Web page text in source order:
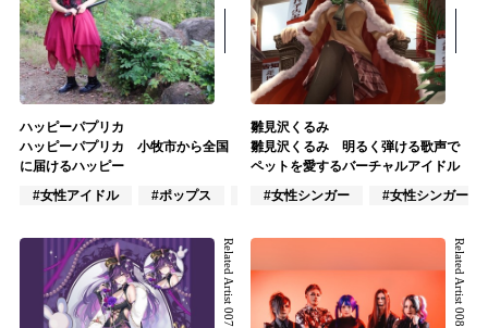
ハッピーパプリカ
ハッピーパプリカ 小牧市から全国
に届けるハッピー
#女性アイドル
#ポップス #J-POP
雛見沢くるみ
雛見沢くるみ 明るく弾ける歌声で
ペットを愛するバーチャルアイドル
#女性シンガー
#女性シンガーグ
Related Artist 007 Related Artist 008